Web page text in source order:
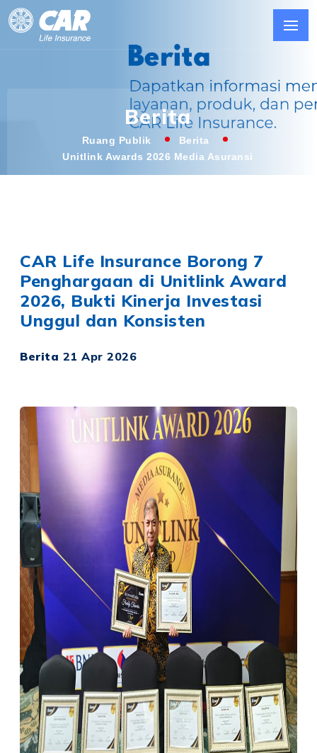
Berita
Ruang Publik
Berita
Unitlink Awards 2026 Media Asuransi
CAR Life Insurance Borong 7
Penghargaan di Unitlink Award
2026, Bukti Kinerja Investasi
Unggul dan Konsisten
Berita 21 Apr 2026